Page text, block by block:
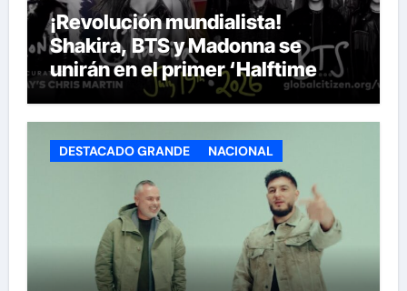
¡Revolución mundialista!
Shakira, BTS y Madonna se
unirán en el primer ‘Halftime
Show’ de la historia del Mundial
DESTACADO GRANDE NACIONAL